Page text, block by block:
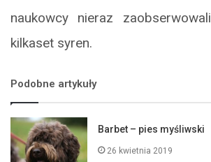
naukowcy nieraz
kilkaset syren.
Podobne artykuły
Barbet – pies myśliwski
26 kwietnia 2019